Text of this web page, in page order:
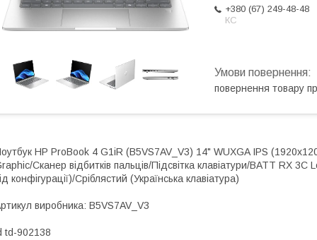
+380 (67) 249-48-48
КС
повернення товару
HP ProBook 4 G1iR (B5VS7AV_V3) 14" WUXGA IPS
Сканер відбитків пальців/Підсвітка клавіатури/BATT RX
конфігурації)/Сріблястий (Українська клавіатура)
виробника: B5VS7AV_V3
td-902138